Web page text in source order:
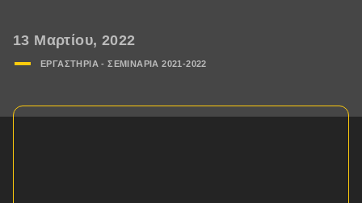
13 Μαρτίου, 2022
ΕΡΓΑΣΤΗΡΙΑ - ΣΕΜΙΝΑΡΙΑ 2021-2022